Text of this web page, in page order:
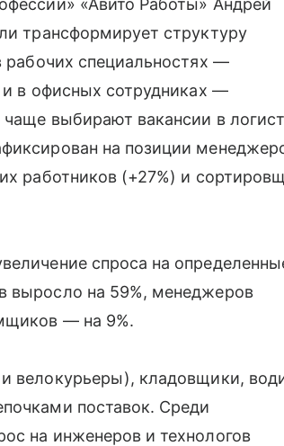
«Авито Работы» Андрей
трансформирует структуру
рабочих специальностях —
в офисных сотрудниках —
выбирают вакансии в
на позиции
работников (+27%) и
спроса на
выросло на 59%, менеджеров
— на 9%.
велокурьеры), кладовщики,
поставок. Среди
на инженеров и технологов